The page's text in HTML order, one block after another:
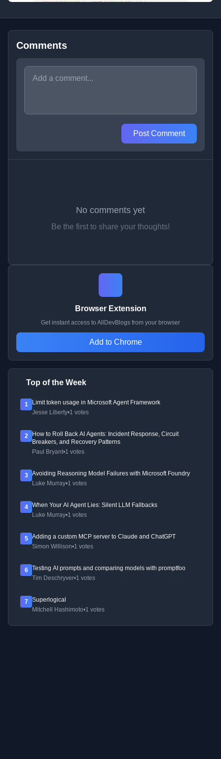
Comments
Post Comment
No comments yet
Be the first to share your thoughts!
Browser Extension
Get instant access to AllDevBlogs from your browser
Add to Chrome
Top of the Week
1
Limit token usage in Microsoft Agent Framework
Jesse Liberty•1 votes
2
How to Roll Back AI Agents: Incident Response, Circuit
Breakers, and Recovery Patterns
Paul Bryant•1 votes
3
Avoiding Reasoning Model Failures with Microsoft Foundry
Luke Murray•1 votes
4
When Your AI Agent Lies: Silent LLM Fallbacks
Luke Murray•1 votes
5
Adding a custom MCP server to Claude and ChatGPT
Simon Willison•1 votes
6
Testing AI prompts and comparing models with promptfoo
Tim Deschryver•1 votes
7
Superlogical
Mitchell Hashimoto•1 votes